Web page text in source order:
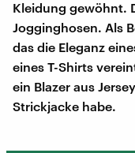
Kleidung gewöhnt.
Jogginghosen. Als
das die Eleganz
eines T-Shirts
ein Blazer aus
Strickjacke habe.